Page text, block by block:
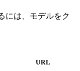
には、モデルをク
URL